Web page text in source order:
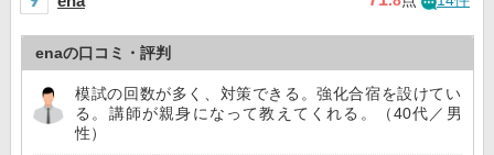
enaの口コミ・評判
模試の回数が多く、対策できる。強化合宿を設けてい
る。講師が親身になって教えてくれる。（40代／男
性）